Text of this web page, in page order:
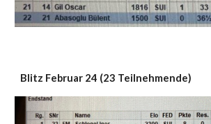
Blitz Februar 24 (23 Teilnehmende)